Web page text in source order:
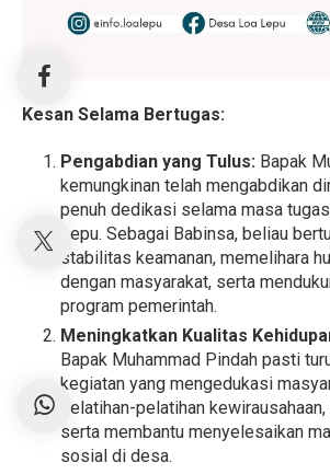
Kesan Selama Bertugas:
Pengabdian yang Tulus: Bapak
kemungkinan telah mengabdikan
penuh dedikasi selama masa
Lepu. Sebagai Babinsa, beliau
stabilitas keamanan, memelihara
dengan masyarakat, serta
program pemerintah.
Meningkatkan Kualitas
Bapak Muhammad Pindah pasti
kegiatan yang mengedukasi
pelatihan-pelatihan
serta membantu menyelesaikan
sosial di desa.